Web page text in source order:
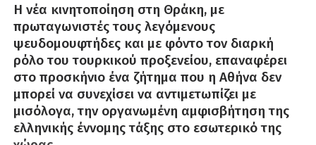
Η νέα κινητοποίηση στη Θράκη, με
πρωταγωνιστές τους λεγόμενους
ψευδομουφτήδες και με φόντο τον διαρκή
ρόλο του τουρκικού προξενείου, επαναφέρει
στο προσκήνιο ένα ζήτημα που η Αθήνα δεν
μπορεί να συνεχίσει να αντιμετωπίζει με
μισόλογα, την οργανωμένη αμφισβήτηση της
ελληνικής έννομης τάξης στο εσωτερικό της